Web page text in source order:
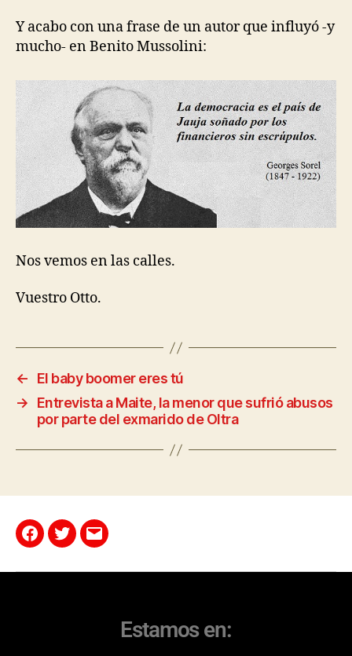
Y acabo con una frase de un autor que influyó -y
mucho- en Benito Mussolini:
Nos vemos en las calles.
Vuestro Otto.
←
El baby boomer eres tú
→
Entrevista a Maite, la menor que sufrió abusos
por parte del exmarido de Oltra
Estamos en: